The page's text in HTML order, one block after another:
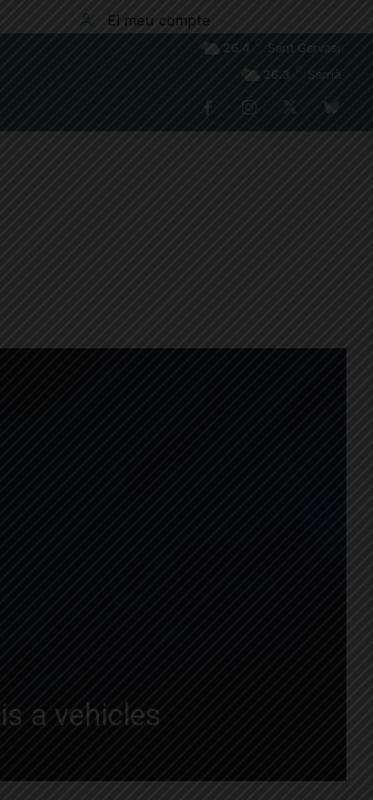
El meu compte
26.4
Sant Gervasi
26.3
Sarrià
a vehicles